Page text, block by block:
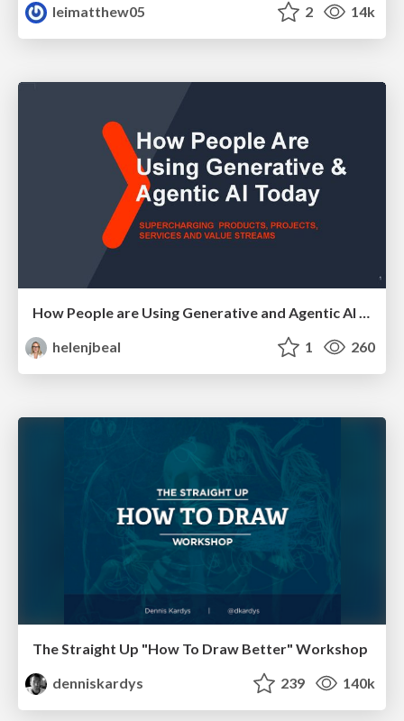
leimatthew05
2 14k
How People are Using Generative and Agentic AI to Supercharge Their Products, Projects, Services and Value Streams Today
helenjbeal
1 260
The Straight Up "How To Draw Better" Workshop
denniskardys
239 140k